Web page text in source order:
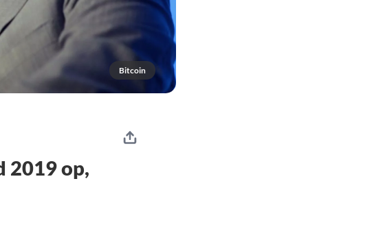
Bitcoin
2019 op,